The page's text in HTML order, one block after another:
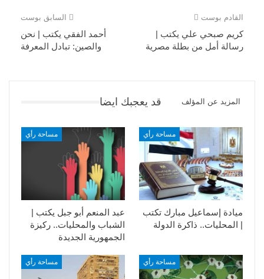
السابق بوست
أحمد الفقي يكتب | نحن
والصين: تبادل المعرفة
القادم بوست
كريم صبحي علي يكتب |
رسالة أمل من بطلة مصرية
قد يعجبك ايضا المزيد عن المؤلف
مساحة رأي
عبد المنعم أبو جبل يكتب |
الشباب والمحليات.. ركيزة
الجمهورية الجديدة
مساحة رأي
ميادة إسماعيل مبارك تكتب
| المحليات.. ذاكرة الدولة
مساحة رأي مساحة رأي